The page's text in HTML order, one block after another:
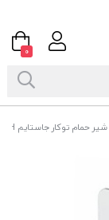
شیر حمام توکار جاستایم ARCH کد XW-7790
0